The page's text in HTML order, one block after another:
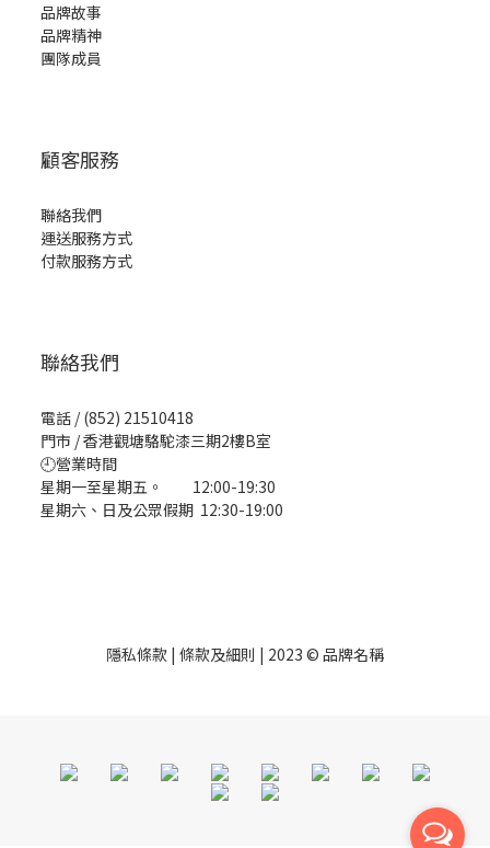
品牌故事
品牌精神
團隊成員
顧客服務
聯絡我們
運送服務方式
付款服務方式
聯絡我們
電話 / (852) 21510418
門市 / 香港觀塘駱駝漆三期2樓B室
🕘營業時間
星期一至星期五。 12:00-19:30
星期六、日及公眾假期 12:30-19:00
隱私條款 | 條款及細則 | 2023 © 品牌名稱